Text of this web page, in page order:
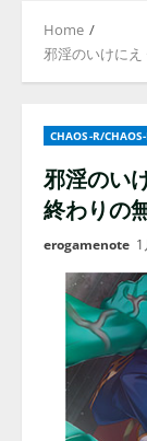
Home
邪淫のいけに
CHAOS-R/
邪淫のい
終わりの
erogamenote